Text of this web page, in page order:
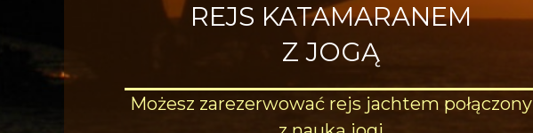
REJS KATAMARANEM
Z JOGĄ
Możesz zarezerwować rejs jachtem połączony